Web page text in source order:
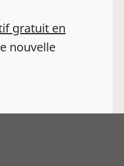
gratuit en
nouvelle